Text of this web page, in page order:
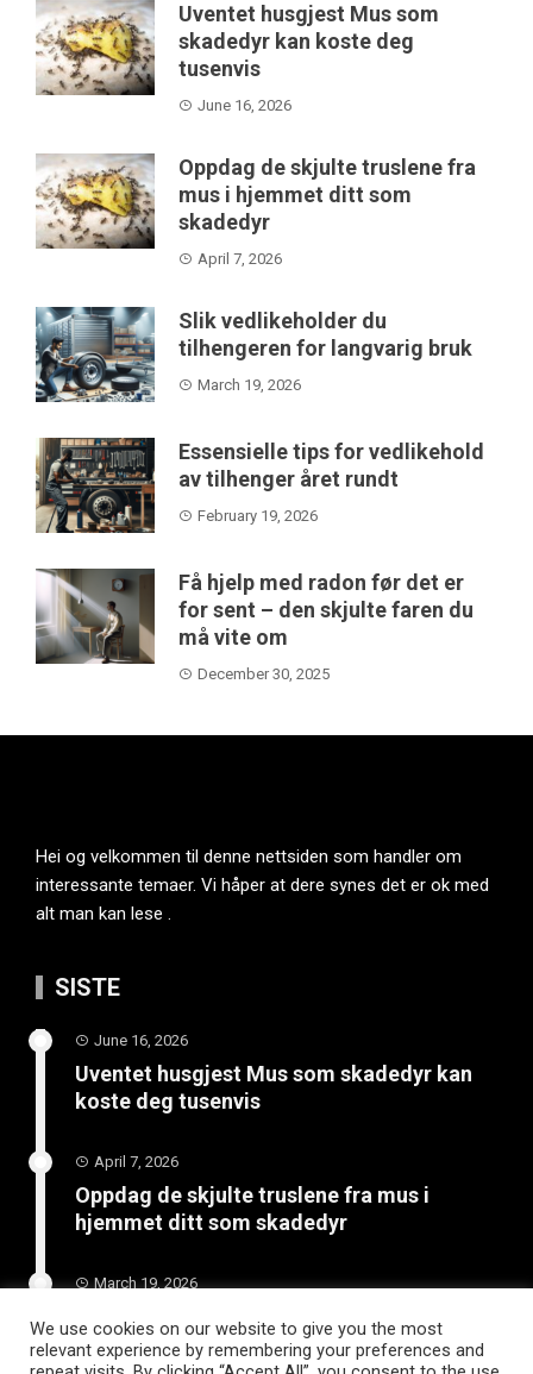
Uventet husgjest Mus som
skadedyr kan koste deg
tusenvis
June 16, 2026
Oppdag de skjulte truslene fra
mus i hjemmet ditt som
skadedyr
April 7, 2026
Slik vedlikeholder du
tilhengeren for langvarig bruk
March 19, 2026
Essensielle tips for vedlikehold
av tilhenger året rundt
February 19, 2026
Få hjelp med radon før det er
for sent – den skjulte faren du
må vite om
December 30, 2025
Hei og velkommen til denne nettsiden som handler om
interessante temaer. Vi håper at dere synes det er ok med
alt man kan lese .
SISTE
June 16, 2026
Uventet husgjest Mus som skadedyr kan
koste deg tusenvis
April 7, 2026
Oppdag de skjulte truslene fra mus i
hjemmet ditt som skadedyr
March 19, 2026
Slik vedlikeholder du tilhengeren for
langvarig bruk
We use cookies on our website to give you the most
relevant experience by remembering your preferences and